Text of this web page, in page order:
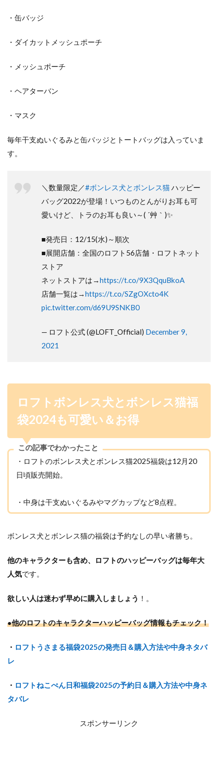
・缶バッジ
・ダイカットメッシュポーチ
・メッシュポーチ
・ヘアターバン
・マスク
毎年干支ぬいぐるみと缶バッジとトートバッグは入っていま
す。
＼数量限定／#ボンレス犬とボンレス猫ハッピー
バッグ2022が登場！いつものとんがりお耳も可
愛いけど、トラのお耳も良い～( ´艸｀)✨
■発売日：12/15(水)～順次
■展開店舗：全国のロフト56店舗・ロフトネット
ストア
ネットストアは→https://t.co/9X3QquBkoA
店舗一覧は→https://t.co/SZgOXcto4K
pic.twitter.com/d69U9SNKB0
— ロフト公式 (@LOFT_Official) December 9,
2021
ロフトボンレス犬とボンレス猫福
袋2024も可愛い＆お得
この記事でわかったこと
・ロフトのボンレス犬とボンレス猫2025福袋は12月20
日頃販売開始。
・中身は干支ぬいぐるみやマグカップなど8点程。
ボンレス犬とボンレス猫の福袋は予約なしの早い者勝ち。
他のキャラクターも含め、ロフトのハッピーバッグは毎年大
人気です。
欲しい人は迷わず早めに購入しましょう ！。
●他のロフトのキャラクターハッピーバッグ情報もチェック！
・ ロフトうさまる福袋2025の発売日＆購入方法や中身ネタバ
レ
・ ロフトねこぺん日和福袋2025の予約日＆購入方法や中身ネ
タバレ
スポンサーリンク